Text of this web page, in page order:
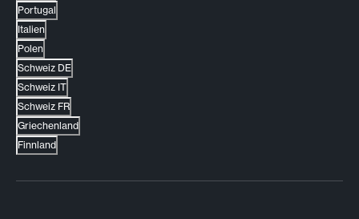
Portugal
Italien
Polen
Schweiz DE
Schweiz IT
Schweiz FR
Griechenland
Finnland